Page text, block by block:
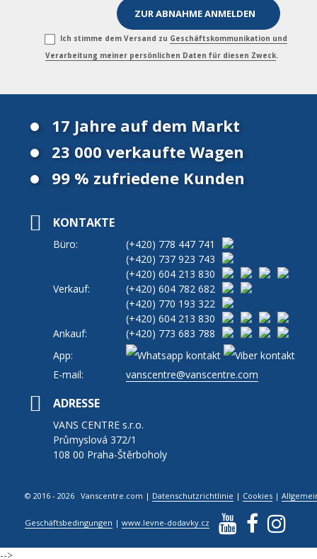
Ich stimme dem Versand zu Geschäftskommunikation und
Verarbeitung meiner persönlichen Daten für diesen Zweck.
17 Jahre auf dem Markt
23 000 verkaufte Wagen
99 % zufriedene Kunden
KONTAKTE
Büro: (+420) 778 447 741
(+420) 737 923 743
(+420) 604 213 830
Verkauf:
(+420) 604 782 682
(+420) 770 193 322
(+420) 604 213 830
Ankauf:
(+420) 773 683 788
App:
E-mail:
vanscentre@vanscentre.com
ADRESSE
VANS CENTRE s.r.o.
Průmyslová 372/1
108 00 Praha-Štěrboholy
© 2016 - 2026 Vanscentre.com | Datenschutzrichtlinie | Cookies |
Geschäftsbedingungen |www.levne-dodavky.cz
-->